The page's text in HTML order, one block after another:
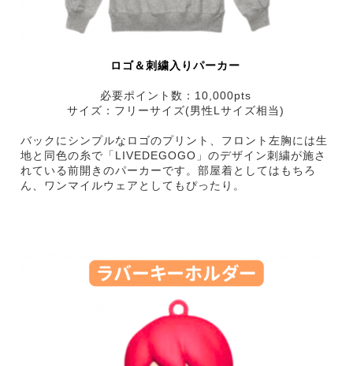
ロゴ＆刺繍入りパーカー
必要ポイント数：10,000pts
サイズ：フリーサイズ(男性Lサイズ相当)
バックにシンプルなロゴのプリント、フロント左胸には生
地と同色の糸で「LIVEDEGOGO」のデザイン刺繍が施さ
れている前開きのパーカーです。部屋着としてはもちろ
ん、ワンマイルウェアとしてもぴったり。